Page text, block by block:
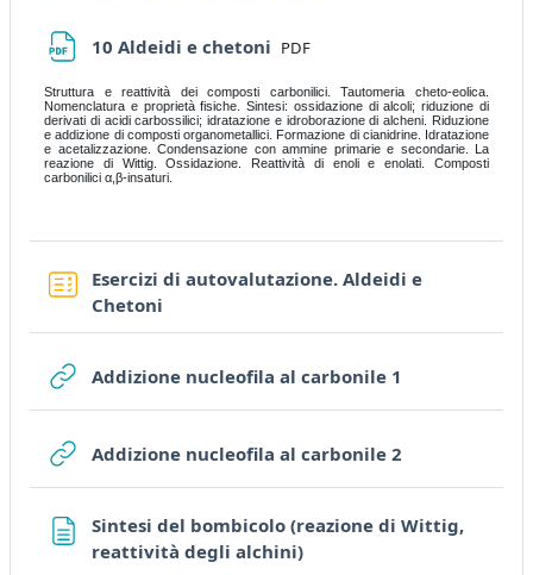
10 Aldeidi e chetoni File
PDF
Struttura e reattività dei composti carbonilici. Tautomeria cheto-eolica.
Nomenclatura e proprietà fisiche. Sintesi: ossidazione di alcoli; riduzione di
derivati di acidi carbossilici; idratazione e idroborazione di alcheni. Riduzione
e addizione di composti organometallici. Formazione di cianidrine. Idratazione
e acetalizzazione. Condensazione con ammine primarie e secondarie. La
reazione di Wittig. Ossidazione. Reattività di enoli e enolati. Composti
carbonilici α,β-insaturi.
Esercizi di autovalutazione. Aldeidi e
Chetoni
Addizione nucleofila al carbonile 1
Addizione nucleofila al carbonile 2
Sintesi del bombicolo (reazione di Wittig,
reattività degli alchini)Page